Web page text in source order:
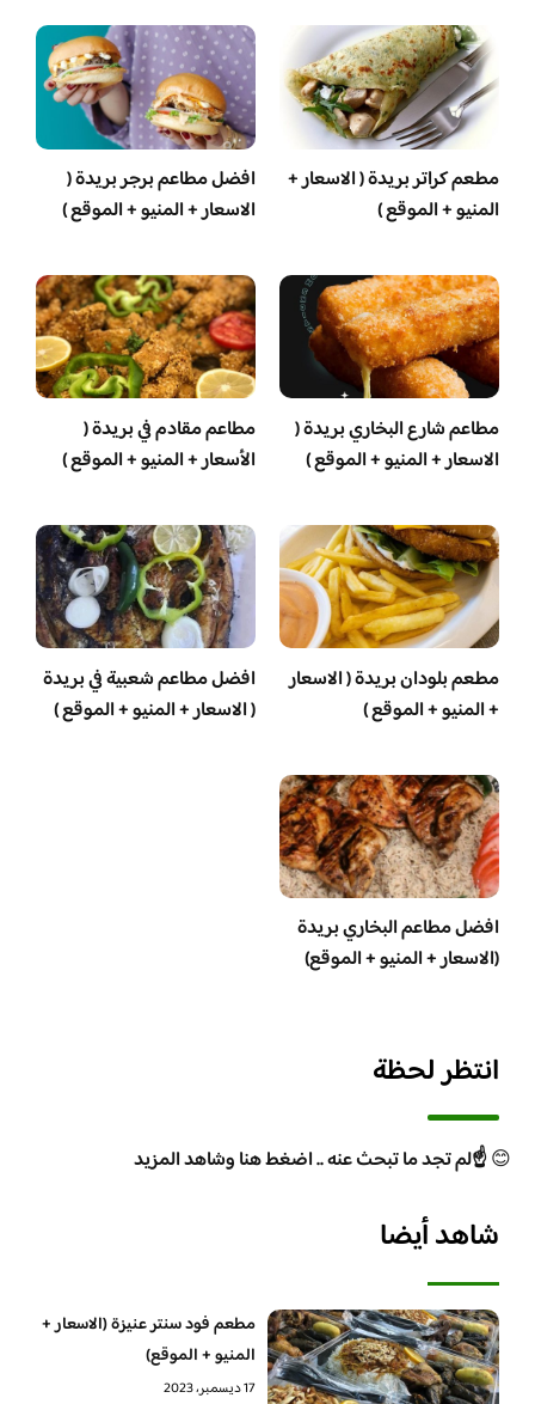
مطعم كراتر بريدة ( الاسعار +
المنيو + الموقع )
افضل مطاعم برجر بريدة (
الاسعار + المنيو + الموقع )
مطاعم شارع البخاري بريدة (
الاسعار + المنيو + الموقع )
مطاعم مقادم في بريدة (
الأسعار + المنيو + الموقع )
مطعم بلودان بريدة ( الاسعار
+ المنيو + الموقع )
افضل مطاعم شعبية في بريدة
( الاسعار + المنيو + الموقع )
افضل مطاعم البخاري بريدة
(الاسعار + المنيو + الموقع)
انتظر لحظة
😊☝️لم تجد ما تبحث عنه .. اضغط هنا وشاهد المزيد
شاهد أيضا
مطعم فود سنتر عنيزة (الاسعار +
المنيو + الموقع)
17 ديسمبر، 2023